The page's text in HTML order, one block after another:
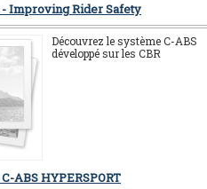
Improving Rider Safety
Découvrez le système C-ABS
développé sur les CBR
ABS HYPERSPORT